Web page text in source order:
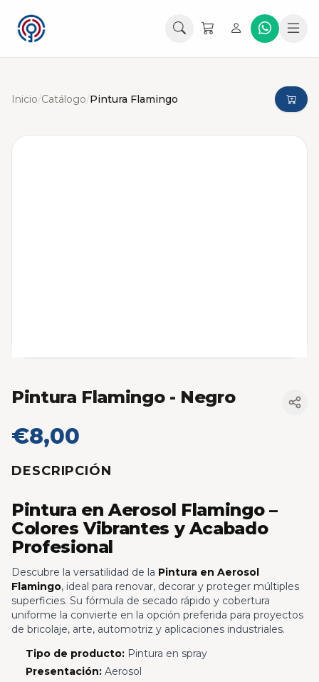
Inicio/Catálogo/Pintura Flamingo
Pintura Flamingo- Negro
€8,00
DESCRIPCIÓN
Pintura en Aerosol Flamingo –
Colores Vibrantes y Acabado
Profesional
Descubre la versatilidad de la Pintura en Aerosol
Flamingo, ideal para renovar, decorar y proteger múltiples
superficies. Su fórmula de secado rápido y cobertura
uniforme la convierte en la opción preferida para proyectos
de bricolaje, arte, automotriz y aplicaciones industriales.
Tipo de producto:Pintura en spray
Presentación:Aerosol